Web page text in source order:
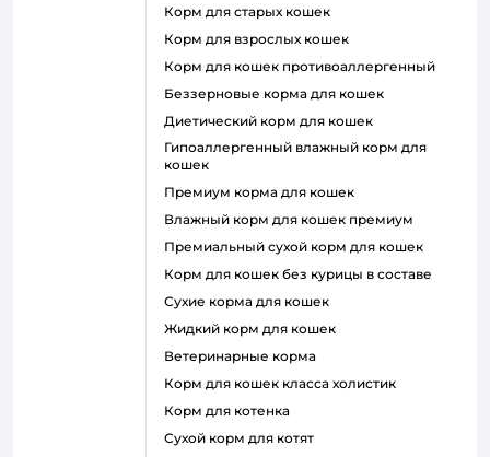
корм для старых кошек
корм для взрослых кошек
корм для кошек противоаллергенный
беззерновые корма для кошек
диетический корм для кошек
гипоаллергенный влажный корм для
кошек
премиум корма для кошек
влажный корм для кошек премиум
премиальный сухой корм для кошек
корм для кошек без курицы в составе
сухие корма для кошек
жидкий корм для кошек
ветеринарные корма
корм для кошек класса холистик
корм для котенка
сухой корм для котят